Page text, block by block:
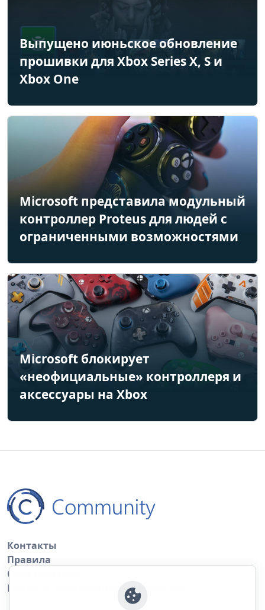
Выпущено июньское обновление
прошивки для Xbox Series X, S и
Xbox One
Microsoft представила модульный
контроллер Proteus для людей с
ограниченными возможностями
Microsoft блокирует
«неофициальные» контроллеря и
аксессуары на Xbox
Контакты
Правила
Обратная связь
Правила копирования материалов